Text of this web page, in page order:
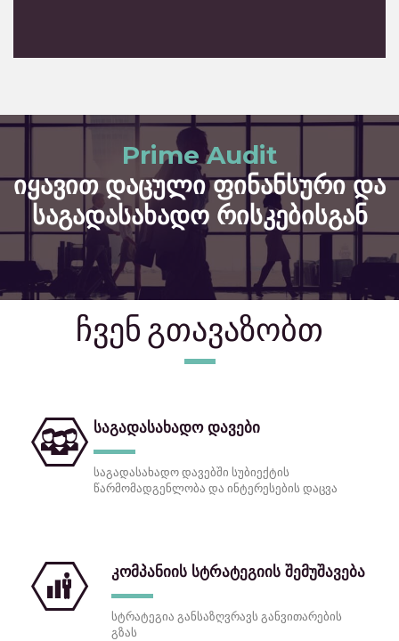
Prime Audit
იყავით დაცული ფინანსური და
საგადასახადო რისკებისგან
ჩვენ გთავაზობთ
საგადასახადო დავები
საგადასახადო დავებში სუბიექტის
წარმომადგენლობა და ინტერესების დაცვა
კომპანიის სტრატეგიის შემუშავება
სტრატეგია განსაზღვრავს განვითარების
გზას